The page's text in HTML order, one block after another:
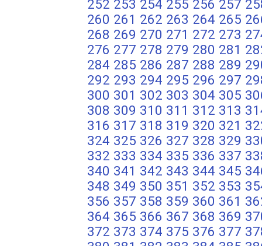
252 253 254 255 256 257
260 261 262 263 264 265
268 269 270 271 272 273
276 277 278 279 280 281
284 285 286 287 288 289
292 293 294 295 296 297
300 301 302 303 304 305
308 309 310 311 312 313
316 317 318 319 320 321
324 325 326 327 328 329
332 333 334 335 336 337
340 341 342 343 344 345
348 349 350 351 352 353
356 357 358 359 360 361
364 365 366 367 368 369
372 373 374 375 376 377